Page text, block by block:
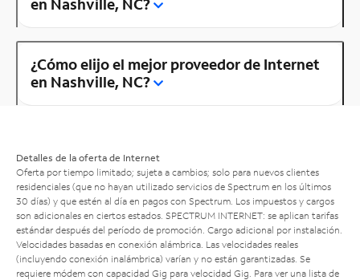
¿Cómo elijo el mejor proveedor de Internet
en Nashville, NC?
Detalles de la oferta de Internet
Oferta por tiempo limitado; sujeta a cambios; solo para nuevos clientes
residenciales (que no hayan utilizado servicios de Spectrum en los últimos
30 días) y que estén al día en pagos con Spectrum. Los impuestos y cargos
son adicionales en ciertos estados. SPECTRUM INTERNET: se aplican tarifas
estándar después del período de promoción. Cargo adicional por instalación.
Velocidades basadas en conexión alámbrica. Las velocidades reales
(incluyendo conexión inalámbrica) varían y no están garantizadas. Se
requiere módem con capacidad Gig para velocidad Gig. Para ver una lista de